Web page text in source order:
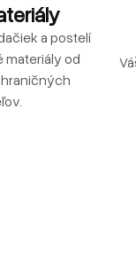
a postelí
materiály od